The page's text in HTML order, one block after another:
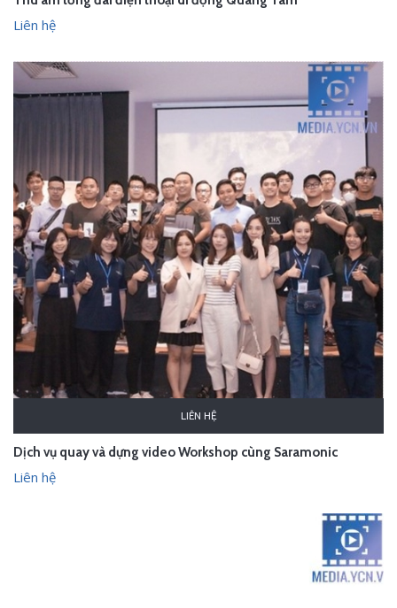
Liên hệ
LIÊN HỆ
Dịch vụ quay và dựng video Workshop cùng Saramonic
Liên hệ